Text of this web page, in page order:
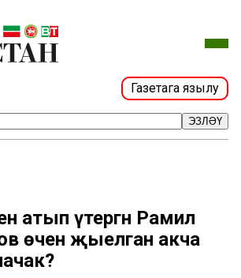
Газетага язылу
ЭЗЛӘҮ
атып үтергән Рамил
өчен җыелган акча